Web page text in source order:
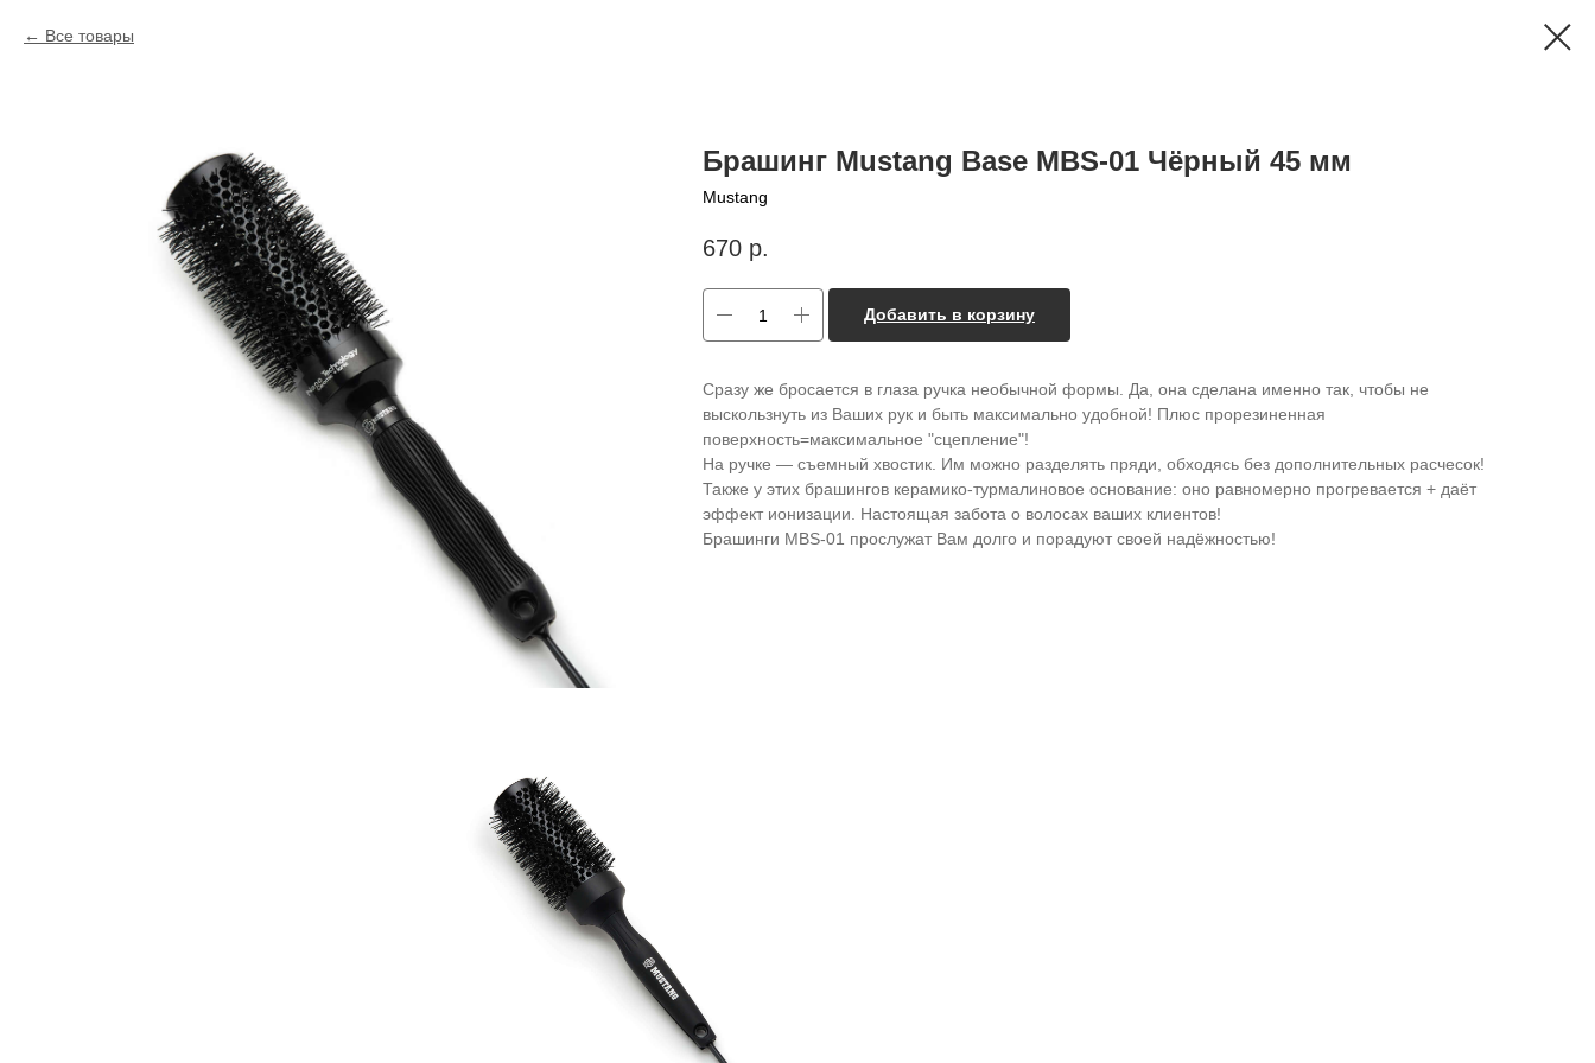
Все товары
Брашинг Mustang Base MBS-01 Чёрный 45 мм
Mustang
670 р.
Добавить в корзину
Сразу же бросается в глаза ручка необычной формы. Да, она сделана именно так, чтобы не
выскользнуть из Ваших рук и быть максимально удобной! Плюс прорезиненная
поверхность=максимальное "сцепление"!
На ручке — съемный хвостик. Им можно разделять пряди, обходясь без дополнительных расчесок!
Также у этих брашингов керамико-турмалиновое основание: оно равномерно прогревается + даёт
эффект ионизации. Настоящая забота о волосах ваших клиентов!
Брашинги MBS‑01 прослужат Вам долго и порадуют своей надёжностью!